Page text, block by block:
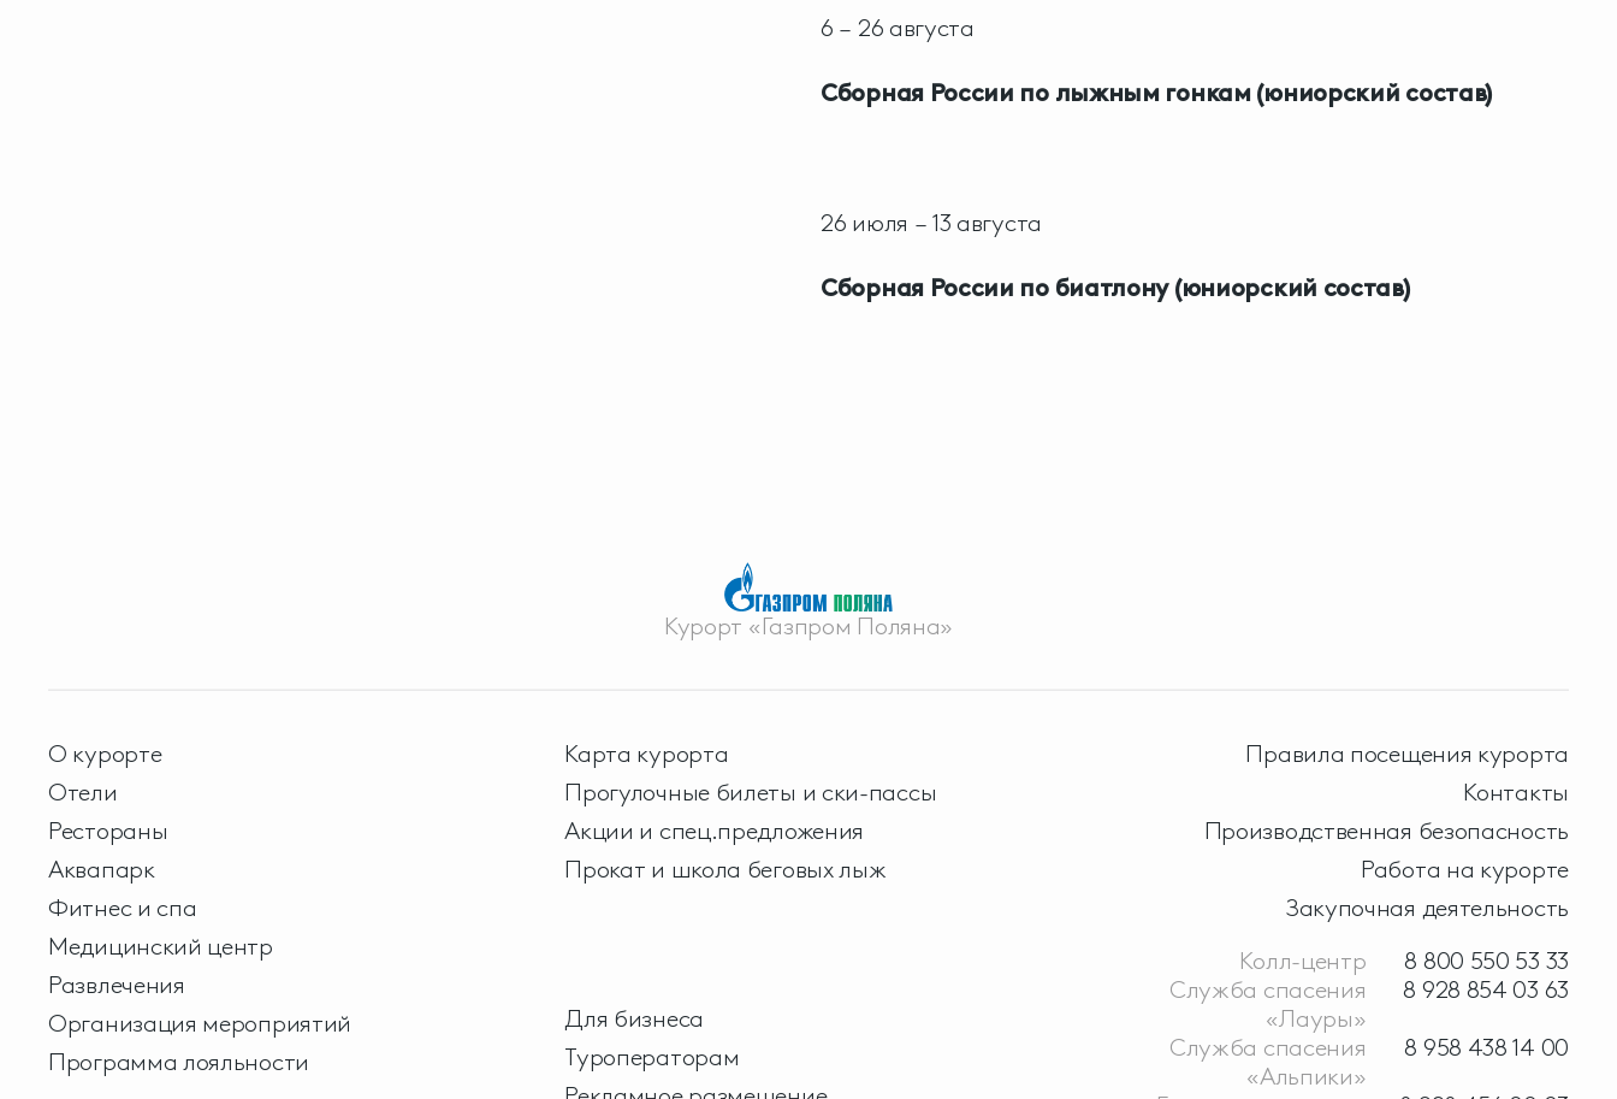
6 – 26 августа
Сборная России по лыжным гонкам (юниорский состав)
26 июля – 13 августа
Сборная России по биатлону (юниорский состав)
Курорт «Газпром Поляна»
О курорте
Отели
Рестораны
Аквапарк
Фитнес и спа
Медицинский центр
Развлечения
Организация мероприятий
Программа лояльности
Карта курорта
Прогулочные билеты и ски-пассы
Акции и спец.предложения
Прокат и школа беговых лыж
Для бизнеса
Туроператорам
Правила посещения курорта
Контакты
Производственная безопасность
Работа на курорте
Закупочная деятельность
Колл-центр
8 800 550 53 33
Служба спасения
«Лауры»
8 928 854 03 63
Служба спасения
«Альпики»
8 958 438 14 00